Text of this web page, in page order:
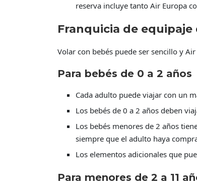
reserva incluye tanto Air Europa
Franquicia de
Volar con bebés puede ser sencillo y
Para bebés de 0 a 2 años
Cada adulto puede viajar con un
Los bebés de 0 a 2 años deben
Los bebés menores de 2 años
siempre que el adulto haya
Los elementos adicionales que
Para menores de 2 a 11